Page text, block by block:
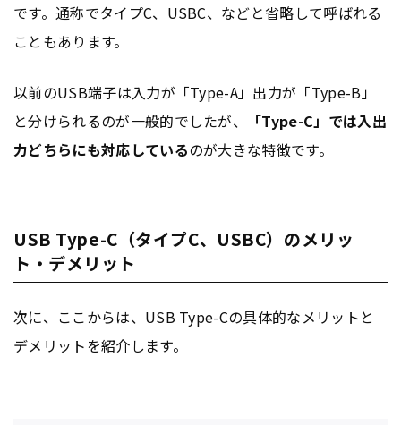
です。通称でタイプC、USBC、などと省略して呼ばれる
こともあります。
以前のUSB端子は入力が「Type-A」出力が「Type-B」
と分けられるのが一般的でしたが、
「Type-C」では入出
力どちらにも対応しているのが大きな特徴です。
USB Type-C（タイプC、USBC）のメリッ
ト・デメリット
次に、ここからは、USB Type-Cの具体的なメリットと
デメリットを紹介します。